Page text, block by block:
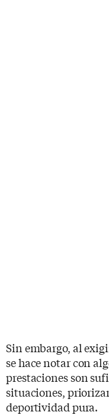
Sin embargo, al
se hace notar con
prestaciones son
situaciones,
deportividad pura.